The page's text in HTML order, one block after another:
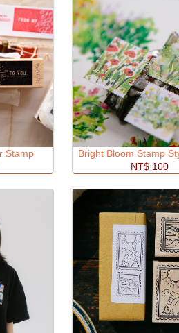
Stamp
Bright Bloom Stamp
NT$ 100